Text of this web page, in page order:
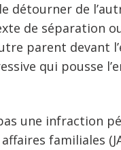
détourner de
de séparation
parent devant
qui pousse
une infraction
familiales